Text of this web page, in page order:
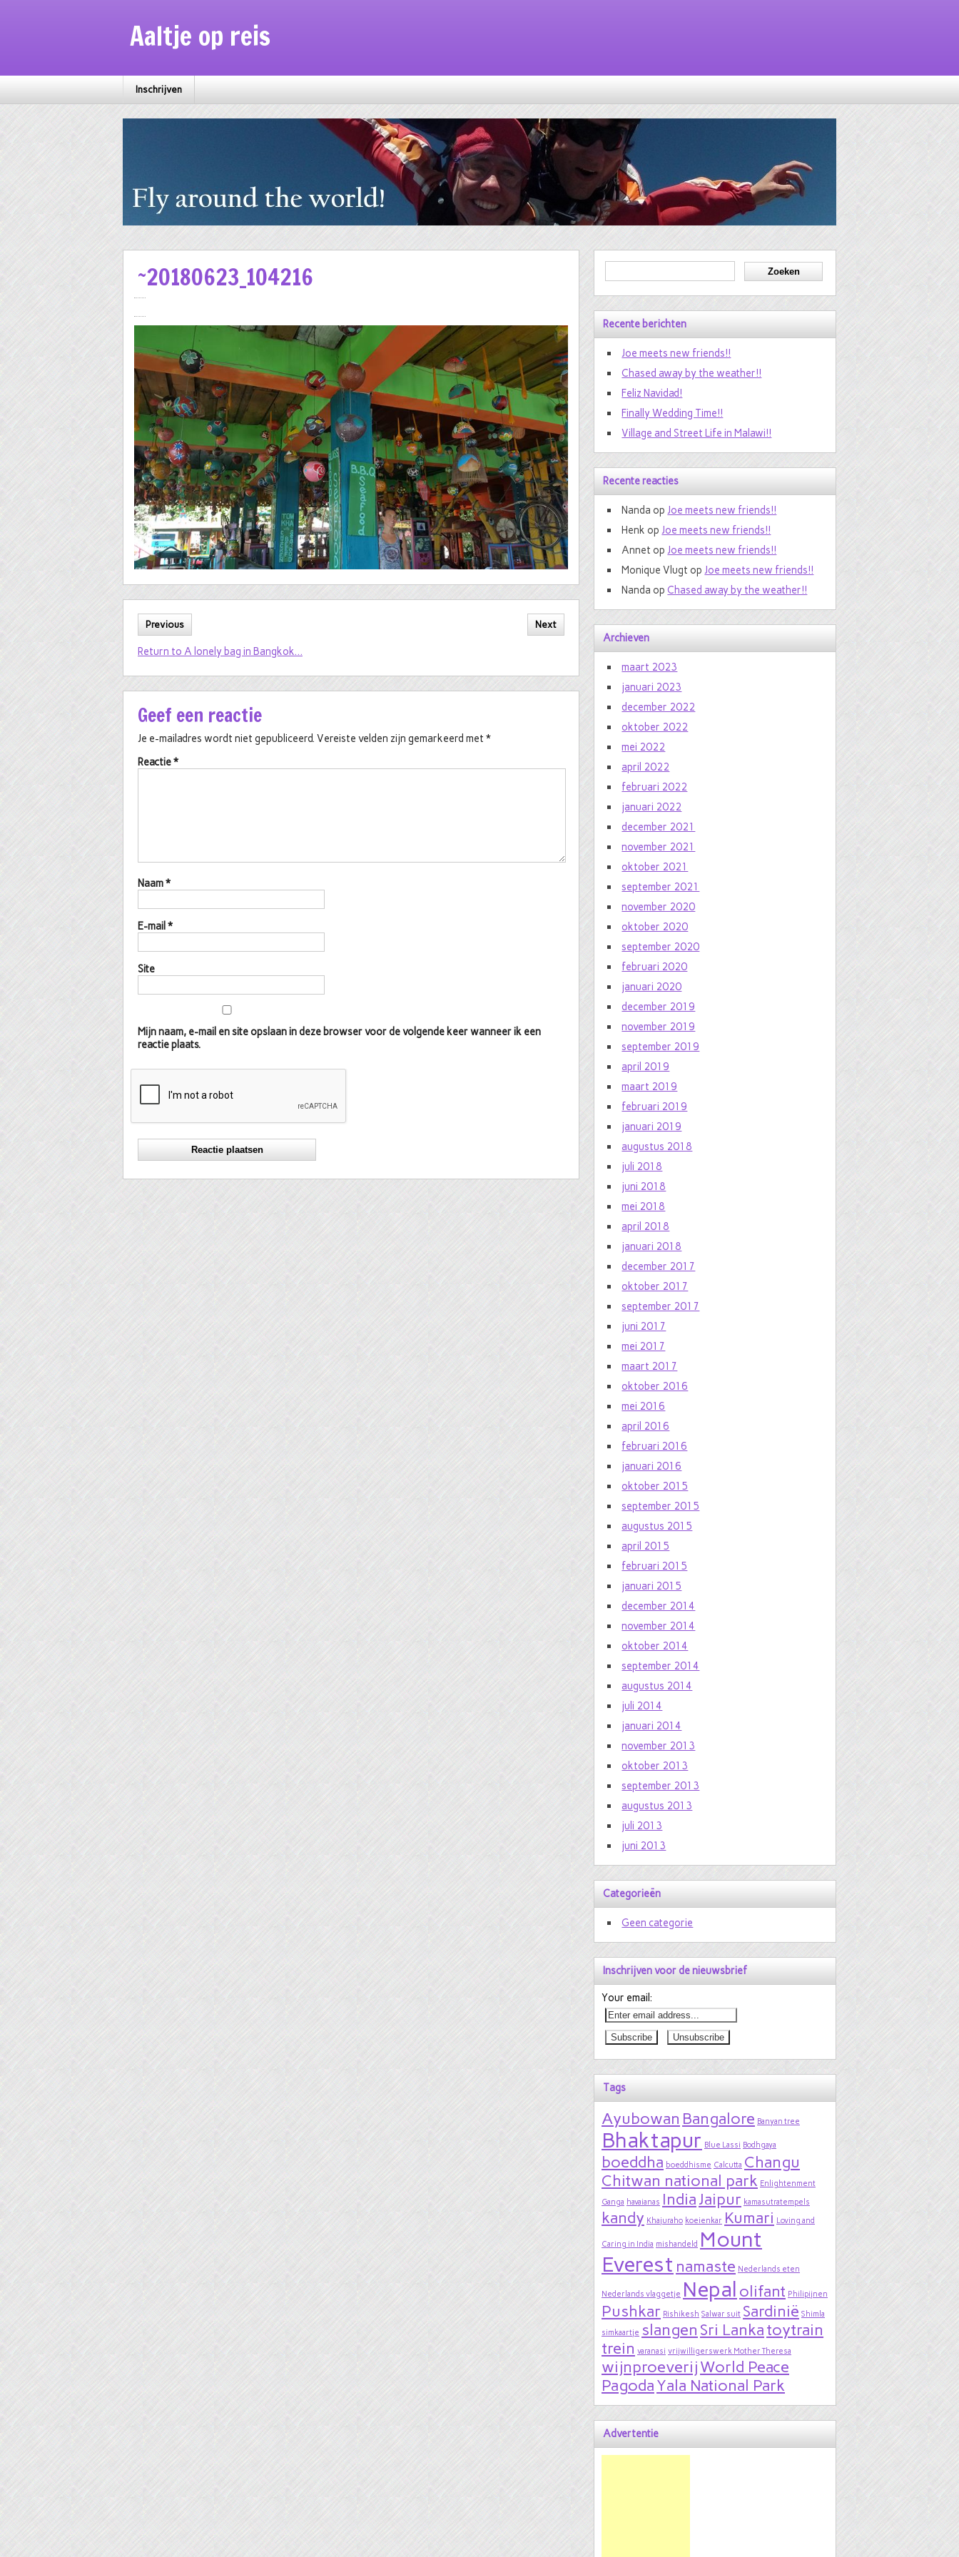
Aaltje op reis
Inschrijven
~20180623_104216
Previous Next
Return to A lonely bag in Bangkok…
Geef een reactie
Je e-mailadres wordt niet gepubliceerd. Vereiste velden zijn gemarkeerd met *
Reactie*
Naam*
E-mail *
Site
Mijn naam, e-mail en site opslaan in deze browser voor de volgende keer wanneer ik een
reactie plaats.
Recente berichten
Joe meets new friends!!
Chased away by the weather!!
Feliz Navidad!
Finally Wedding Time!!
Village and Street Life in Malawi!!
Recente reacties
Nanda opJoe meets new friends!!
Henk opJoe meets new friends!!
Annet opJoe meets new friends!!
Monique Vlugt opJoe meets new friends!!
Nanda opChased away by the weather!!
Archieven
maart 2023
januari 2023
december 2022
oktober 2022
mei 2022
april 2022
februari 2022
januari 2022
december 2021
november 2021
oktober 2021
september 2021
november 2020
oktober 2020
september 2020
februari 2020
januari 2020
december 2019
november 2019
september 2019
april 2019
maart 2019
februari 2019
januari 2019
augustus 2018
juli 2018
juni 2018
mei 2018
april 2018
januari 2018
december 2017
oktober 2017
september 2017
juni 2017
mei 2017
maart 2017
oktober 2016
mei 2016
april 2016
februari 2016
januari 2016
oktober 2015
september 2015
augustus 2015
april 2015
februari 2015
januari 2015
december 2014
november 2014
oktober 2014
september 2014
augustus 2014
juli 2014
januari 2014
november 2013
oktober 2013
september 2013
augustus 2013
juli 2013
juni 2013
Categorieën
Geen categorie
Inschrijven voor de nieuwsbrief
Your email:
Tags
Ayubowan Bangalore Banyan tree
Bhaktapur Blue Lassi Bodhgaya
boeddha boeddhisme Calcutta Changu
Chitwan national park Enlightenment
Ganga havaianas IndiaJaipur kamasutratempels
kandy Khajuraho koeienkar Kumari Loving and
Caring in India mishandeld Mount
Everest namaste Nederlands eten
Nederlands vlaggetje Nepal olifant Philipijnen
Pushkar Rishikesh Salwar suit Sardinië Shimla
simkaartje slangen Sri Lankatoytrain
trein varanasi vrijwilligerswerk Mother Theresa
wijnproeverijWorld Peace
PagodaYala National Park
Advertentie